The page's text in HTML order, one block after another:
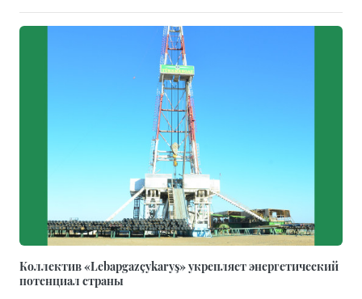
Коллектив «Lebapgazçykaryş» укрепляет энергетический
потенциал страны